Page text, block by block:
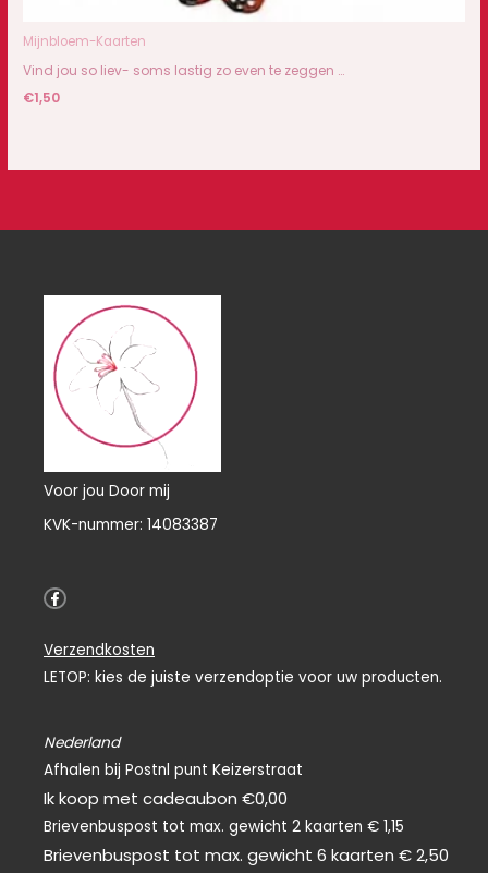
Mijnbloem-Kaarten
Vind jou so liev- soms lastig zo even te zeggen …
€1,50
Voor jou Door mij
KVK-nummer: 14083387
F
a
b
o
o
Verzendkosten
LETOP: kies de juiste verzendoptie voor uw producten.
Nederland
Afhalen bij Postnl punt Keizerstraat
Ik koop met cadeaubon €0,00
Brievenbuspost tot max. gewicht 2 kaarten € 1,15
Brievenbuspost tot max. gewicht 6 kaarten € 2,50